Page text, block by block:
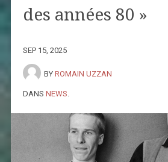
des années 80 »
SEP 15, 2025
BY ROMAIN UZZAN
DANS NEWS